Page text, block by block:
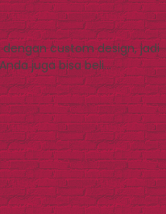
custom design, jadi
juga bisa beli…